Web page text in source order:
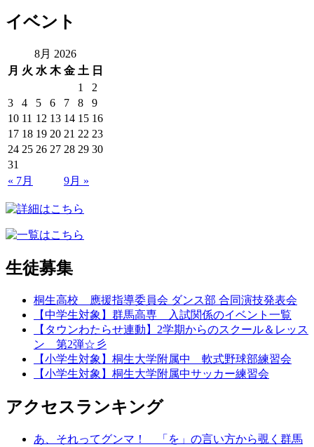
イベント
8月 2026
月 火 水 木 金 土 日
1
2
3
4 5 6 7 8
9
10 11 12 13 14 15 16
17 18 19 20 21 22 23
24 25 26 27 28 29 30
31
« 7月
9月 »
生徒募集
桐生高校 應援指導委員会 ダンス部 合同演技発表会
【中学生対象】群馬高専 入試関係のイベント一覧
【タウンわたらせ連動】2学期からのスクール＆レッス
ン 第2弾☆彡
【小学生対象】桐生大学附属中 軟式野球部練習会
【小学生対象】桐生大学附属中サッカー練習会
アクセスランキング
あ、それってグンマ！ 「を」の言い方から覗く群馬